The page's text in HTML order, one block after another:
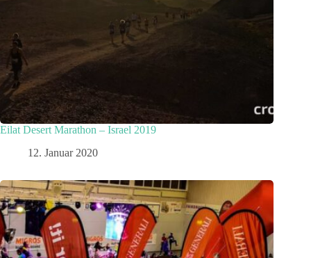
Eilat Desert Marathon – Israel 2019
12. Januar 2020